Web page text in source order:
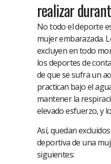
realizar
No todo el deporte
mujer embarazada.
excluyen en todo
los deportes de
de que se sufra un
practican bajo el
mantener la
elevado esfuerzo, y
Así, quedan
deportiva de una
siguientes: